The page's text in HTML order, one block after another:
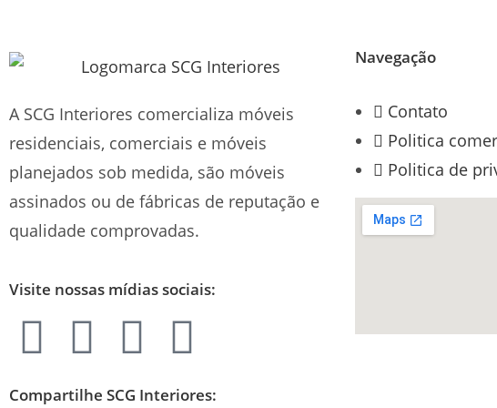
A SCG Interiores comercializa móveis
residenciais, comerciais e móveis
planejados sob medida, são móveis
assinados ou de fábricas de reputação e
qualidade comprovadas.
Visite nossas mídias sociais:
Compartilhe SCG Interiores:
Navegação
Contato
Politica
Politica de